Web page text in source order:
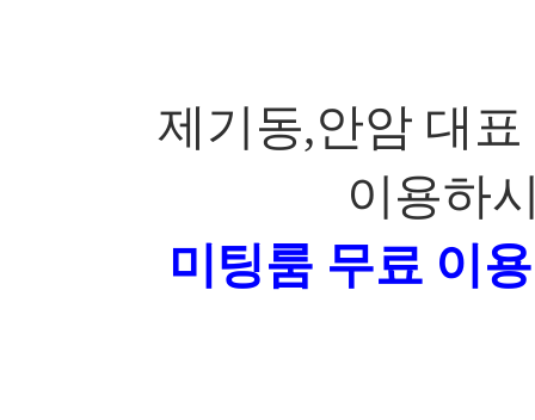
제기동,안암 대
이용하
미팅룸 무료 이